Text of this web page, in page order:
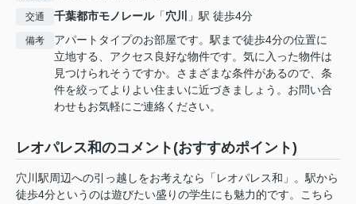
交通 千葉都市モノレール「穴川 」駅 徒歩4分
備考
アパートタイプのお部屋です。駅まで徒歩4分の位置に
立地する、アクセス良好な物件です。気に入った物件は
見つけられそうですか。さまざまな条件があるので、条
件を絞ってよりよい住まいに近づきましょう。お問い合
わせもお気軽にご連絡ください。
レオパレス和のコメント(おすすめポイント)
穴川駅周辺への引っ越しをお考えなら「レオパレス和」。駅から
徒歩4分というのは遊びたい盛りの学生にも魅力的です。こちら